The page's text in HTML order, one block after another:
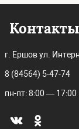
Контакты
г. Ершов ул.
8 (84564) 5-47-74
пн-пт: 8:00 — 17:00